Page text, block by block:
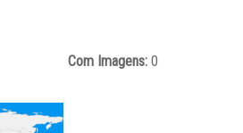
Com Imagens: 0